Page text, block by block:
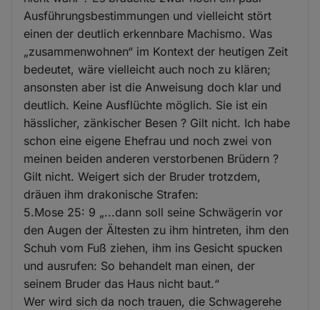
Ausführungsbestimmungen und vielleicht stört
einen der deutlich erkennbare Machismo. Was
„zusammenwohnen“ im Kontext der heutigen Zeit
bedeutet, wäre vielleicht auch noch zu klären;
ansonsten aber ist die Anweisung doch klar und
deutlich. Keine Ausflüchte möglich. Sie ist ein
hässlicher, zänkischer Besen ? Gilt nicht. Ich habe
schon eine eigene Ehefrau und noch zwei von
meinen beiden anderen verstorbenen Brüdern ?
Gilt nicht. Weigert sich der Bruder trotzdem,
dräuen ihm drakonische Strafen:
5.Mose 25: 9 „...dann soll seine Schwägerin vor
den Augen der Ältesten zu ihm hintreten, ihm den
Schuh vom Fuß ziehen, ihm ins Gesicht spucken
und ausrufen: So behandelt man einen, der
seinem Bruder das Haus nicht baut.“
Wer wird sich da noch trauen, die Schwagerehe